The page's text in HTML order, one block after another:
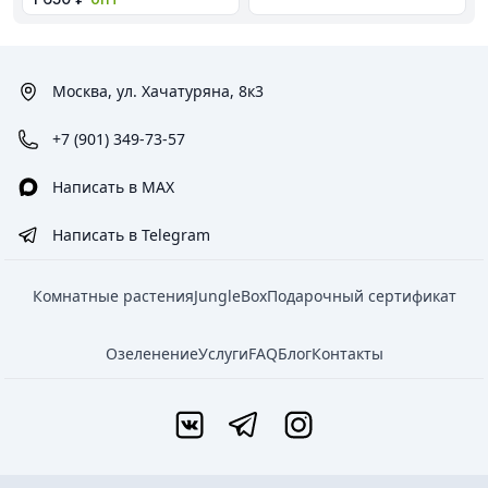
Добавить в корзину
Москва, ул. Хачатуряна, 8к3
+7 (901) 349-73-57
Написать в MAX
Написать в Telegram
Комнатные растенияJungleBoxПодарочный сертификат
ОзеленениеУслугиFAQБлогКонтакты